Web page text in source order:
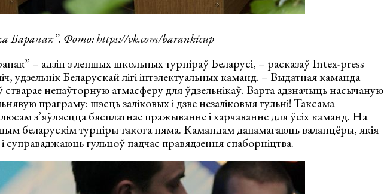
Баранак”. Фото: https://vk.com/barankicup
– адзін з лепшых школьных турніраў Беларусі, – расказаў Intex-press
удзельнік Беларускай лігі інтэлектуальных каманд. – Выдатная каманда
стварае непаўторную атмасферу для ўдзельнікаў. Варта адзначыць насычаную
праграму: шэсць заліковых і дзве незаліковыя гульні! Таксама
з’яўляецца бясплатнае пражыванне і харчаванне для ўсіх каманд. На
беларускім турніры такога няма. Камандам дапамагаюць валанцёры, якія
суправаджаюць гульцоў падчас правядзення спаборніцтва.